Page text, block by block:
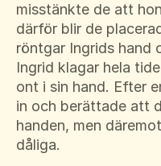
misstänkte de att
därför blir de
röntgar Ingrids hand
Ingrid klagar hela
ont i sin hand. Efter
in och berättade att
handen, men
dåliga.